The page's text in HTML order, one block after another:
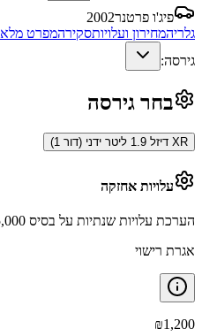
פיג'ו פרטנר2002
גלריהמחירון ועלויותסקירהמפרט מלא
גירסה:
בחר גירסה
XR דיזל 1.9 ליטר ידני (דור 1)
עלויות אחזקה
הערכת עלויות שנתיות על בסיס 15,000 ק״מ בשנה
אגרת רישוי
₪1,200